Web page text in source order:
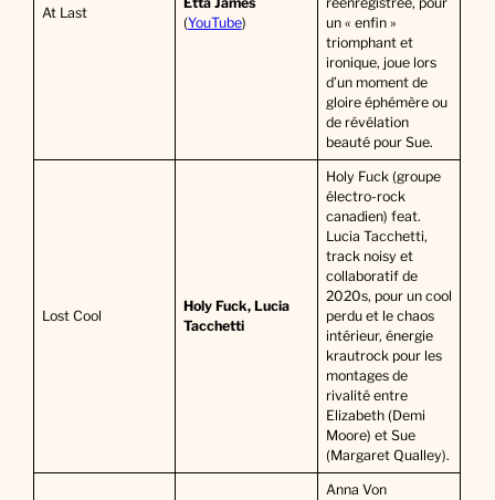
At Last
(YouTube)
un « enfin »
triomphant et
ironique, joue lors
d’un moment de
gloire éphémère ou
de révélation
beauté pour Sue.
Lost Cool
Holy Fuck, Lucia
Tacchetti
Holy Fuck (groupe
électro-rock
canadien) feat.
Lucia Tacchetti,
track noisy et
collaboratif de
2020s, pour un cool
perdu et le chaos
intérieur, énergie
krautrock pour les
montages de
rivalité entre
Elizabeth (Demi
Moore) et Sue
(Margaret Qualley).
Anna Von